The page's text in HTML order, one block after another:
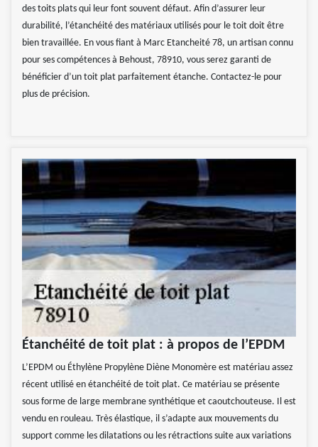
des toits plats qui leur font souvent défaut. Afin d’assurer leur
durabilité, l’étanchéité des matériaux utilisés pour le toit doit être
bien travaillée. En vous fiant à Marc Etancheité 78, un artisan connu
pour ses compétences à Behoust, 78910, vous serez garanti de
bénéficier d’un toit plat parfaitement étanche. Contactez-le pour
plus de précision.
Étanchéité de toit plat : à propos de l’EPDM
L’EPDM ou Éthylène Propylène Diène Monomère est matériau assez
récent utilisé en étanchéité de toit plat. Ce matériau se présente
sous forme de large membrane synthétique et caoutchouteuse. Il est
vendu en rouleau. Très élastique, il s’adapte aux mouvements du
support comme les dilatations ou les rétractions suite aux variations